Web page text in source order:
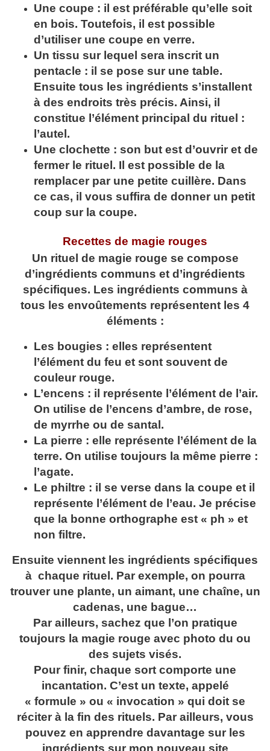
Une coupe : il est préférable qu’elle soit
en bois. Toutefois, il est possible
d’utiliser une coupe en verre.
Un tissu sur lequel sera inscrit un
pentacle : il se pose sur une table.
Ensuite tous les ingrédients s’installent
à des endroits très précis. Ainsi, il
constitue l’élément principal du rituel :
l’autel.
Une clochette : son but est d’ouvrir et de
fermer le rituel. Il est possible de la
remplacer par une petite cuillère. Dans
ce cas, il vous suffira de donner un petit
coup sur la coupe.
Recettes de magie rouges
Un rituel de magie rouge se compose
d’ingrédients communs et d’ingrédients
spécifiques. Les ingrédients communs à
tous les envoûtements représentent les 4
éléments :
Les bougies : elles représentent
l’élément du feu et sont souvent de
couleur rouge.
L’encens : il représente l’élément de l’air.
On utilise de l’encens d’ambre, de rose,
de myrrhe ou de santal.
La pierre : elle représente l’élément de la
terre. On utilise toujours la même pierre :
l’agate.
Le philtre : il se verse dans la coupe et il
représente l’élément de l’eau. Je précise
que la bonne orthographe est « ph » et
non filtre.
Ensuite viennent les ingrédients spécifiques
à chaque rituel. Par exemple, on pourra
trouver une plante, un aimant, une chaîne, un
cadenas, une bague…
Par ailleurs, sachez que l’on pratique
toujours la magie rouge avec photo du ou
des sujets visés.
Pour finir, chaque sort comporte une
incantation. C’est un texte, appelé
« formule » ou « invocation » qui doit se
réciter à la fin des rituels. Par ailleurs, vous
pouvez en apprendre davantage sur les
ingrédients sur mon nouveau site